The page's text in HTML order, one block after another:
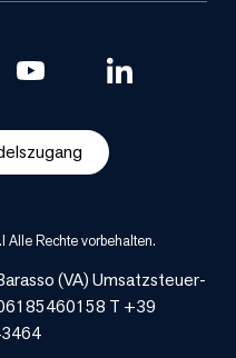
Alle Rechte vorbehalten.
(VA) Umsatzsteuer-
T +39